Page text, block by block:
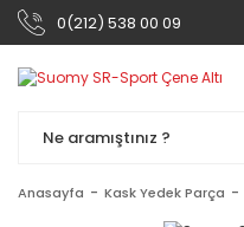
0(212) 538 00 09
Anasayfa Kask Yedek Parça